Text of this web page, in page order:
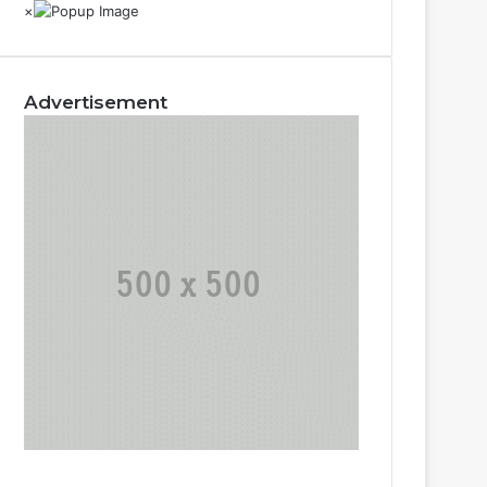
Advertisement